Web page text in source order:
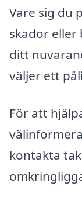
Vare sig du
skador eller
ditt
väljer ett
För att
kontakta